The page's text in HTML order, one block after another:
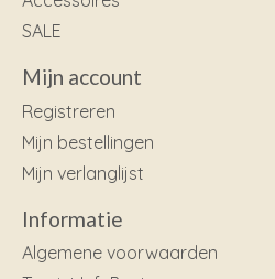
SALE
Mijn account
Registreren
Mijn bestellingen
Mijn verlanglijst
Informatie
Algemene voorwaarden